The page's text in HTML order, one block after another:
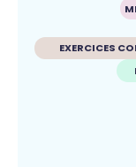
EXERCICES